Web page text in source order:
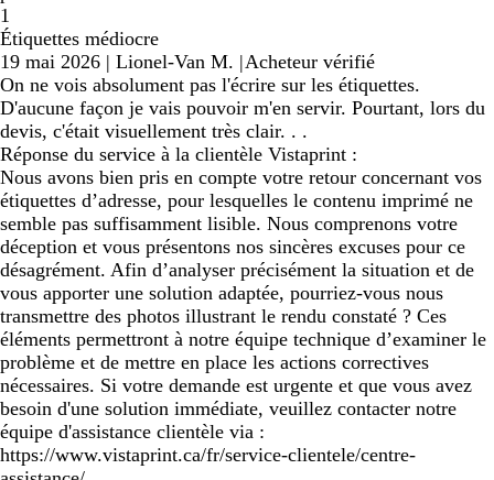
1
Étiquettes médiocre
19 mai 2026 | Lionel-Van M. |Acheteur vérifié
On ne vois absolument pas l'écrire sur les étiquettes.
D'aucune façon je vais pouvoir m'en servir. Pourtant, lors du
devis, c'était visuellement très clair. . .
Réponse du service à la clientèle Vistaprint :
Nous avons bien pris en compte votre retour concernant vos
étiquettes d’adresse, pour lesquelles le contenu imprimé ne
semble pas suffisamment lisible. Nous comprenons votre
déception et vous présentons nos sincères excuses pour ce
désagrément. Afin d’analyser précisément la situation et de
vous apporter une solution adaptée, pourriez-vous nous
transmettre des photos illustrant le rendu constaté ? Ces
éléments permettront à notre équipe technique d’examiner le
problème et de mettre en place les actions correctives
nécessaires. Si votre demande est urgente et que vous avez
besoin d'une solution immédiate, veuillez contacter notre
équipe d'assistance clientèle via :
https://www.vistaprint.ca/fr/service-clientele/centre-